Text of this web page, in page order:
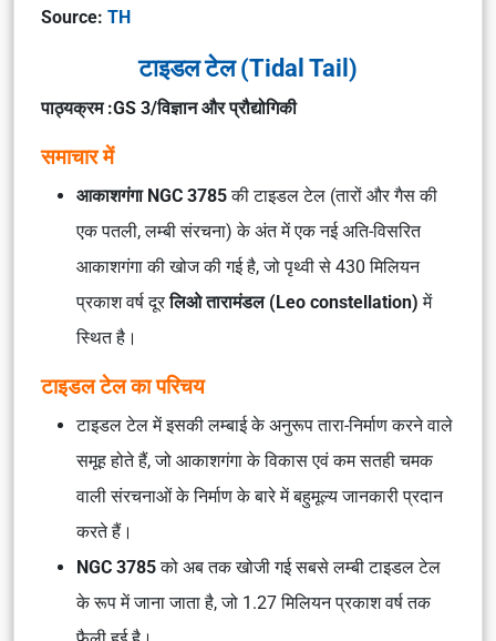
Source: TH
टाइडल टेल (Tidal Tail)
पाठ्यक्रम :GS 3/विज्ञान और प्रौद्योगिकी
समाचार में
आकाशगंगा NGC 3785की टाइडल टेल (तारों और गैस की
एक पतली, लम्बी संरचना) के अंत में एक नई अति-विसरित
आकाशगंगा की खोज की गई है, जो पृथ्वी से 430 मिलियन
प्रकाश वर्ष दूरलिओ तारामंडल (Leo constellation)में
स्थित है।
टाइडल टेल का परिचय
टाइडल टेल में इसकी लम्बाई के अनुरूप तारा-निर्माण करने वाले
समूह होते हैं, जो आकाशगंगा के विकास एवं कम सतही चमक
वाली संरचनाओं के निर्माण के बारे में बहुमूल्य जानकारी प्रदान
करते हैं।
NGC 3785को अब तक खोजी गई सबसे लम्बी टाइडल टेल
के रूप में जाना जाता है, जो 1.27 मिलियन प्रकाश वर्ष तक